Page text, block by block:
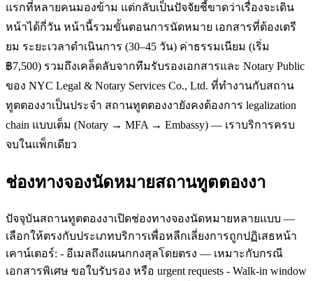
แรกที่หลายคนมองข้าม แต่กลับเป็นปัจจัยชี้ขาดว่าเรื่องจะเดิน
หน้าได้กี่วัน หน้านี้รวมขั้นตอนการนัดหมาย เอกสารที่ต้องเตรี
ยม ระยะเวลาดำเนินการ (30–45 วัน) ค่าธรรมเนียม (เริ่ม
฿7,500) รวมถึงเคล็ดลับจากทีมรับรองเอกสารและ Notary Public
ของ NYC Legal & Notary Services Co., Ltd. ที่ทำงานกับสถาน
ทูตตองงาเป็นประจำ สถานทูตตองงายังคงต้องการ legalization
chain แบบเต็ม (Notary → MFA → Embassy) — เราบริการครบ
จบในแพ็กเดียว
ช่องทางจองนัดหมายสถานทูตตองงา
ปัจจุบันสถานทูตตองงาเปิดช่องทางจองนัดหมายหลายแบบ —
เลือกให้ตรงกับประเภทบริการเพื่อหลีกเลี่ยงการถูกปฏิเสธหน้า
เคาน์เตอร์: - อีเมลถึงแผนกกงสุลโดยตรง — เหมาะกับกรณี
เอกสารพิเศษ ขอใบรับรอง หรือ urgent requests - Walk-in window